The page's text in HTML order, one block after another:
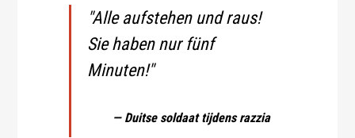
"Alle aufstehen und raus!
Sie haben nur fünf
Minuten!"
— Duitse soldaat tijdens razzia